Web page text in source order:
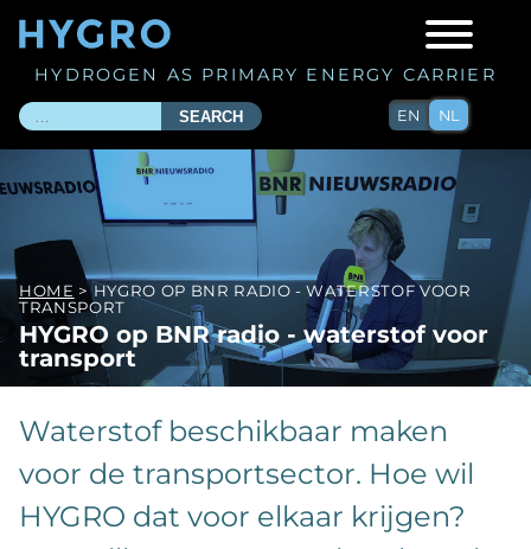
HYDROGEN AS PRIMARY ENERGY CARRIER
EN NL
SEARCH
HOME > HYGRO OP BNR RADIO - WATERSTOF VOOR
TRANSPORT
HYGRO op BNR radio - waterstof voor
transport
Waterstof beschikbaar maken
voor de transportsector. Hoe wil
HYGRO dat voor elkaar krijgen?